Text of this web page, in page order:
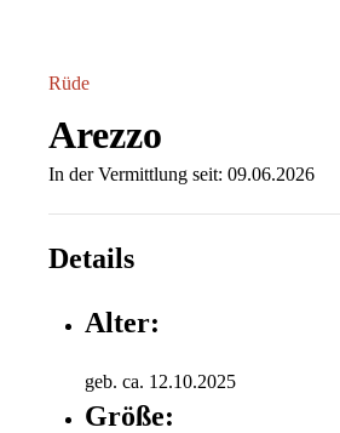
Rüde
Arezzo
In der Vermittlung seit: 09.06.2026
Details
Alter:
geb. ca. 12.10.2025
Größe: